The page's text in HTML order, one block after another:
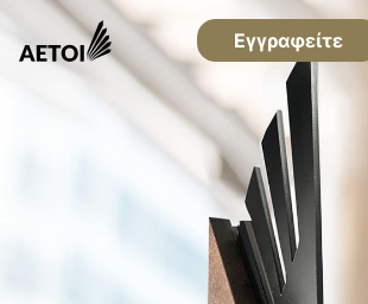
Εγγραφείτε